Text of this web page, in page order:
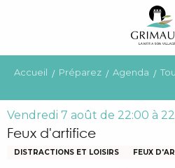
principal
Accueil Préparez Agenda
Vendredi 7 août de 22:00 à
Feux d'artifice
DISTRACTIONS ET LOISIRS FEUX